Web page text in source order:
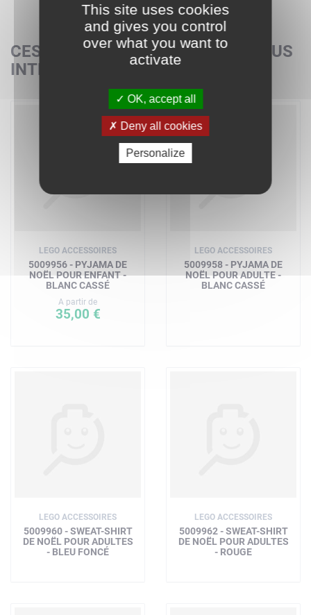
CES SETS POURRAIENT AUSSI VOUS
INTÉRESSER
LEGO ACCESSOIRES
5009956 - PYJAMA DE
NOËL POUR ENFANT -
BLANC CASSÉ
A partir de
35,00 €
LEGO ACCESSOIRES
5009958 - PYJAMA DE
NOËL POUR ADULTE -
BLANC CASSÉ
LEGO ACCESSOIRES
5009960 - SWEAT-SHIRT
DE NOËL POUR ADULTES
- BLEU FONCÉ
LEGO ACCESSOIRES
5009962 - SWEAT-SHIRT
DE NOËL POUR ADULTES
- ROUGE
This site uses cookies
and gives you control
over what you want to
activate
OK, accept all
Deny all cookies
Personalize